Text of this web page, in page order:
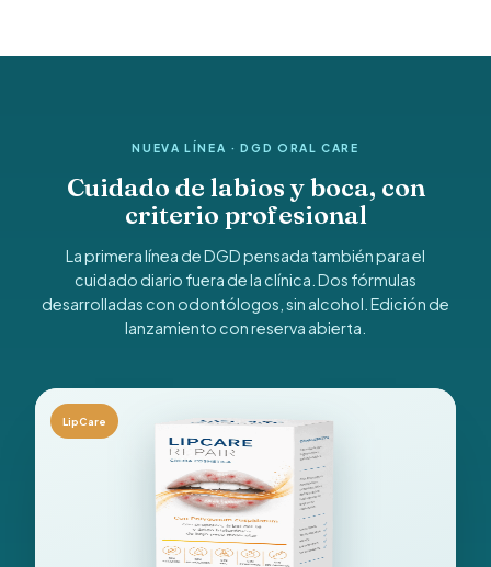
NUEVA LÍNEA · DGD ORAL CARE
Cuidado de labios y boca, con
criterio profesional
La primera línea de DGD pensada también para el
cuidado diario fuera de la clínica. Dos fórmulas
desarrolladas con odontólogos, sin alcohol. Edición de
lanzamiento con reserva abierta.
LipCare